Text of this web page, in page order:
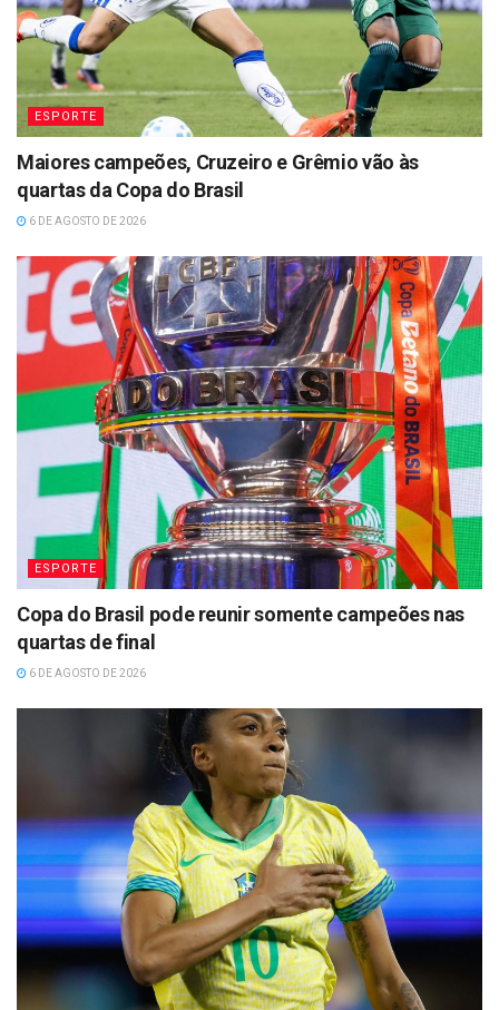
ESPORTE
Maiores campeões, Cruzeiro e Grêmio vão às
quartas da Copa do Brasil
6 DE AGOSTO DE 2026
ESPORTE
Copa do Brasil pode reunir somente campeões nas
quartas de final
6 DE AGOSTO DE 2026